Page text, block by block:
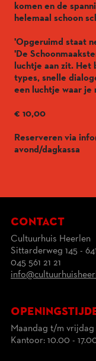
komen en de
helemaal schoon
'Opgeruimd staat
'De
luchtje aan zit. Het
types, snelle
een luchtje waar je
€ 10,00
Reserveren via
avond/dagkassa
contact
Cultuurhuis Heerlen
Sittarderweg 145 -
045 561 21 21
Maandag t/m vrijdag
Kantoor: 10.00 -